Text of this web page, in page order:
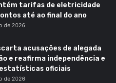
tarifas de eletricidade
até ao final do ano
de 2026
acusações de alegada
e reafirma independência e
oficiais
de 2026